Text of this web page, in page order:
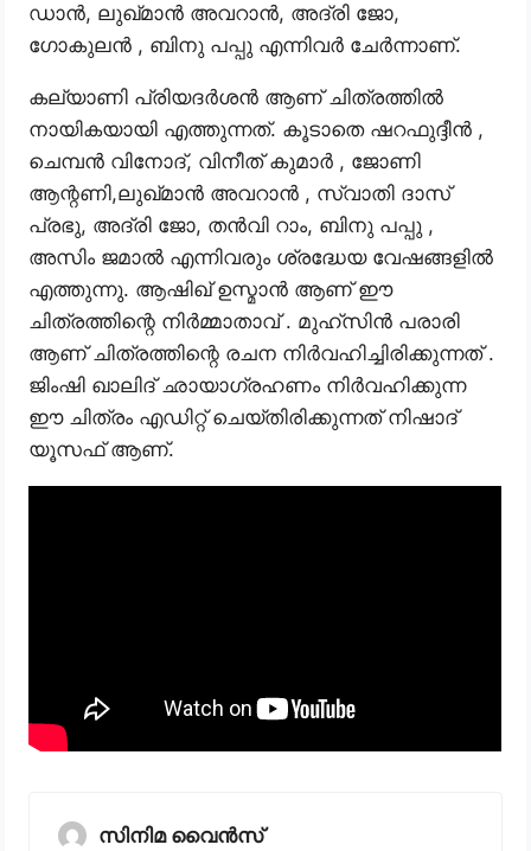
ഡാൻ, ലുഖ്മാൻ അവറാൻ, അദ്രി ജോ,
ഗോകുലൻ , ബിനു പപ്പു എന്നിവർ ചേർന്നാണ്.
കല്യാണി പ്രിയദർശൻ ആണ് ചിത്രത്തിൽ
നായികയായി എത്തുന്നത്. കൂടാതെ ഷറഫുദ്ദീൻ ,
ചെമ്പൻ വിനോദ്, വിനീത് കുമാർ , ജോണി
ആന്റണി,ലുഖ്മാൻ അവറാൻ , സ്വാതി ദാസ്
പ്രഭു, അദ്രി ജോ, തൻവി റാം, ബിനു പപ്പു ,
അസിം ജമാൽ എന്നിവരും ശ്രദ്ധേയ വേഷങ്ങളിൽ
എത്തുന്നു. ആഷിഖ് ഉസ്മാൻ ആണ് ഈ
ചിത്രത്തിന്റെ നിർമ്മാതാവ് . മുഹ്സിൻ പരാരി
ആണ് ചിത്രത്തിന്റെ രചന നിർവഹിച്ചിരിക്കുന്നത് .
ജിംഷി ഖാലിദ് ഛായാഗ്രഹണം നിർവഹിക്കുന്ന
ഈ ചിത്രം എഡിറ്റ് ചെയ്തിരിക്കുന്നത് നിഷാദ്
യൂസഫ് ആണ്.
സിനിമ വൈൻസ്